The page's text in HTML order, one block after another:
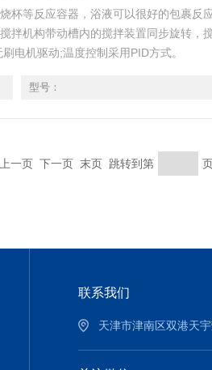
杯等反应容器，浴液可以很好的包裹反
拌机构带动槽内的搅拌装置同步旋转，
电机驱动;温度控制采用PID方式。
型号：
一页 下一页 末页 跳转到第
联系我们
天津市津南区双港天